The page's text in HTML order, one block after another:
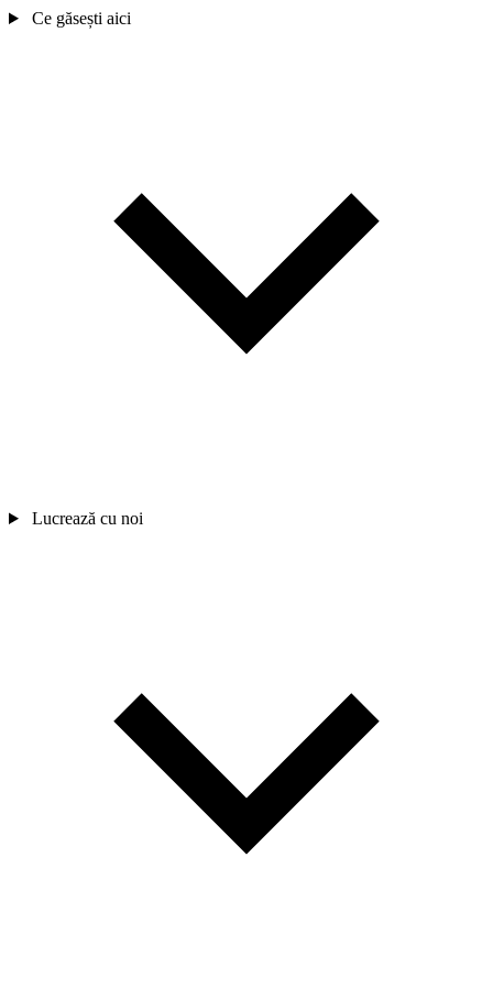
Ce găsești aici
Lucrează cu noi